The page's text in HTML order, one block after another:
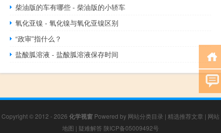
柴油版的车有哪些 - 柴油版的小轿车
氧化亚镍 - 氧化镍与氧化亚镍区别
“政审”指什么？
盐酸胍溶液 - 盐酸胍溶液保存时间
Copyright © 2012 - 2026 化学视窗 Powered by 网站分类目录 | 精选推荐文章 | 网站
地图 | 疑难解答 陕ICP备05009492号